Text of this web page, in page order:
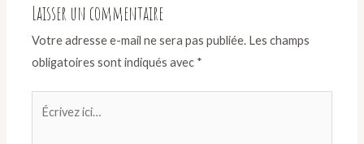
Laisser un commentaire
Votre adresse e-mail ne sera pas publiée. Les champs
obligatoires sont indiqués avec *